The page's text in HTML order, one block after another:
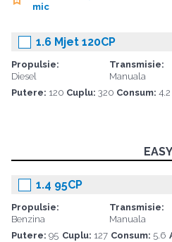
mic
1.6 Mjet 120CP
Propulsie:
Diesel
Transmisie:
Manuala
Putere: 120 Cuplu: 320 Consum: 4.2
EASY
1.4 95CP
Propulsie:
Benzina
Transmisie:
Manuala
Putere: 95 Cuplu: 127 Consum: 5.6